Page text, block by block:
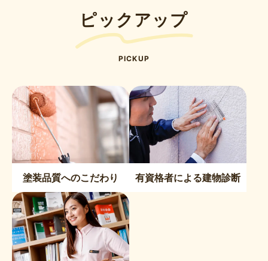
ピックアップ
PICKUP
塗装品質へのこだわり 有資格者による建物診断